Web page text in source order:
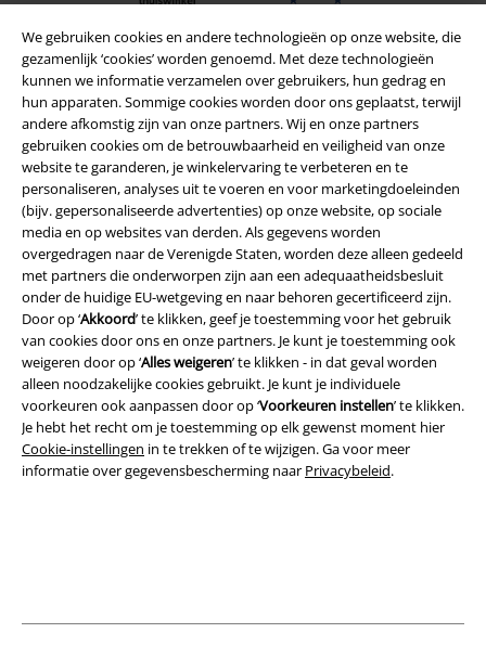
We gebruiken cookies en andere technologieën op onze website, die
gezamenlijk ‘cookies’ worden genoemd. Met deze technologieën
kunnen we informatie verzamelen over gebruikers, hun gedrag en
hun apparaten. Sommige cookies worden door ons geplaatst, terwijl
andere afkomstig zijn van onze partners. Wij en onze partners
gebruiken cookies om de betrouwbaarheid en veiligheid van onze
website te garanderen, je winkelervaring te verbeteren en te
personaliseren, analyses uit te voeren en voor marketingdoeleinden
(bijv. gepersonaliseerde advertenties) op onze website, op sociale
media en op websites van derden. Als gegevens worden
overgedragen naar de Verenigde Staten, worden deze alleen gedeeld
met partners die onderworpen zijn aan een adequaatheidsbesluit
onder de huidige EU-wetgeving en naar behoren gecertificeerd zijn.
Door op ‘Akkoord’ te klikken, geef je toestemming voor het gebruik
van cookies door ons en onze partners. Je kunt je toestemming ook
weigeren door op ‘Alles weigeren’ te klikken - in dat geval worden
alleen noodzakelijke cookies gebruikt. Je kunt je individuele
voorkeuren ook aanpassen door op ‘Voorkeuren instellen’ te klikken.
Je hebt het recht om je toestemming op elk gewenst moment hier
Cookie-instellingen in te trekken of te wijzigen. Ga voor meer
informatie over gegevensbescherming naar Privacybeleid.
Legal
Algemene Voorwaarden
Bedrijfsgegevens
Privacyverklaring
Verklaring van conformiteit
Informatie over toegankelijkheid